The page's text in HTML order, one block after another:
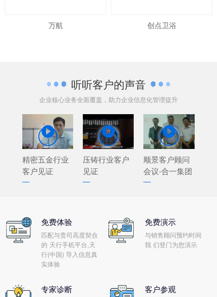
万航 创点卫浴
听听客户的声音
企业核心业务全面覆盖，助力企业信息化管理提升

精密五金行业
客户见证

压铸行业客户
见证

顺景客户顾问
会议-合一集团
免费体验
匹配与贵司高度契合
的 天行手机平台,天
行(中国) 导入信息真
实体验
免费演示
与销售顾问预约时间
我 们登门为您演示
专家诊断 客户参观